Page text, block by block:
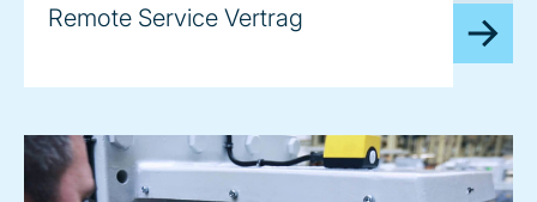
Remote Service Vertrag